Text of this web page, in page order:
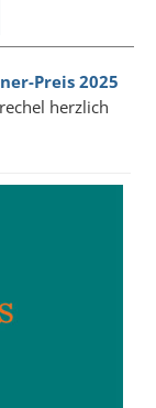
Preis 2025
herzlich